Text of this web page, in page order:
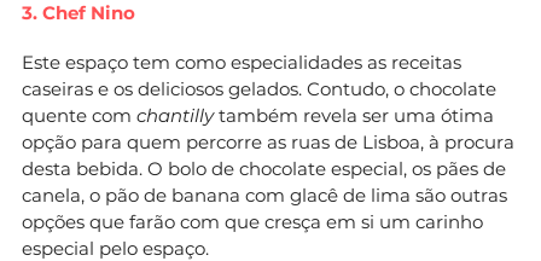
3. Chef Nino
Este espaço tem como especialidades as receitas
caseiras e os deliciosos gelados. Contudo, o chocolate
quente com chantillytambém revela ser uma ótima
opção para quem percorre as ruas de Lisboa, à procura
desta bebida. O bolo de chocolate especial, os pães de
canela, o pão de banana com glacê de lima são outras
opções que farão com que cresça em si um carinho
especial pelo espaço.